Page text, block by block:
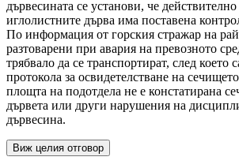
дървесината се установи, че
иглолистните дърва има поставена
По информация от горския стражар на
разтоварени при авария на превозното
трябвало да се транспортират, след което
протокола за освидетелстване на
площта на подотдела не е констатирана
дървета или други нарушения на
дървесина.
Виж целия отговор